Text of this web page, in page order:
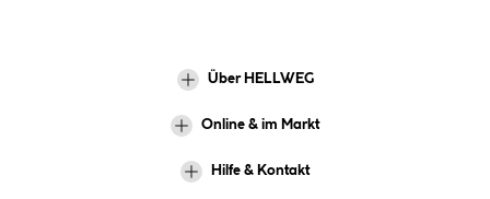
Über HELLWEG
Online & im Markt
Hilfe & Kontakt